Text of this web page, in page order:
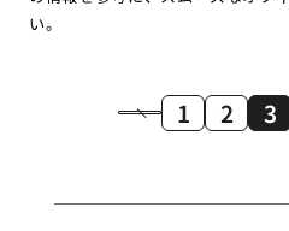
い。
1 2 3